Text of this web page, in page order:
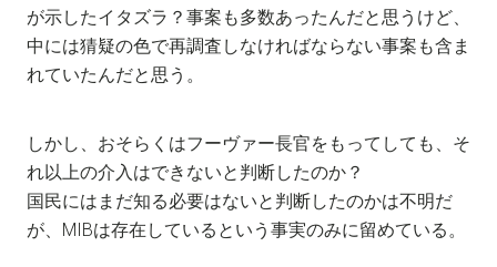
が示したイタズラ？事案も多数あったんだと思うけど、
中には猜疑の色で再調査しなければならない事案も含ま
れていたんだと思う。
しかし、おそらくはフーヴァー長官をもってしても、そ
れ以上の介入はできないと判断したのか？
国民にはまだ知る必要はないと判断したのかは不明だ
が、MIBは存在しているという事実のみに留めている。